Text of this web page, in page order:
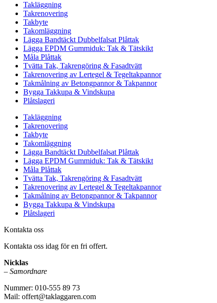
Takläggning
Takrenovering
Takbyte
Takomläggning
Lägga Bandtäckt Dubbelfalsat Plåttak
Lägga EPDM Gummiduk: Tak & Tätskikt
Måla Plåttak
Tvätta Tak, Takrengöring & Fasadtvätt
Takrenovering av Lertegel & Tegeltakpannor
Takmålning av Betongpannor & Takpannor
Bygga Takkupa & Vindskupa
Plåtslageri
Takläggning
Takrenovering
Takbyte
Takomläggning
Lägga Bandtäckt Dubbelfalsat Plåttak
Lägga EPDM Gummiduk: Tak & Tätskikt
Måla Plåttak
Tvätta Tak, Takrengöring & Fasadtvätt
Takrenovering av Lertegel & Tegeltakpannor
Takmålning av Betongpannor & Takpannor
Bygga Takkupa & Vindskupa
Plåtslageri
Kontakta oss
Kontakta oss idag för en fri offert.
Nicklas
– Samordnare
Nummer: 010-555 89 73
Mail: offert@taklaggaren.com